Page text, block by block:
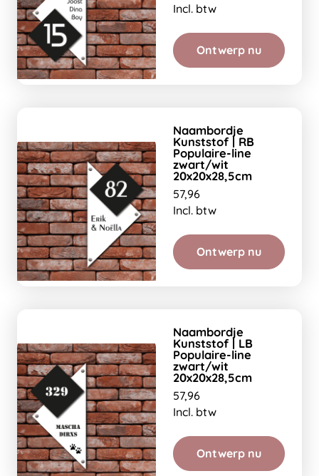
Incl. btw
Ontwerp nu
Naambordje
Kunststof | RB
Populaire-line
zwart/wit
20x20x28,5cm
57,96
Incl. btw
Ontwerp nu
Naambordje
Kunststof | LB
Populaire-line
zwart/wit
20x20x28,5cm
57,96
Incl. btw
Ontwerp nu